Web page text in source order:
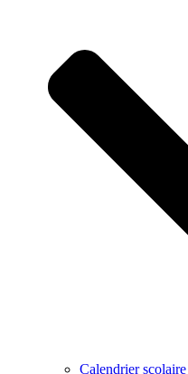
Calendrier scolaire